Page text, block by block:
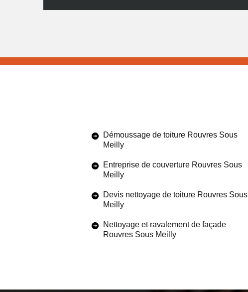
Démoussage de toiture Rouvres Sous
Meilly
Entreprise de couverture Rouvres Sous
Meilly
Devis nettoyage de toiture Rouvres Sous
Meilly
Nettoyage et ravalement de façade
Rouvres Sous Meilly